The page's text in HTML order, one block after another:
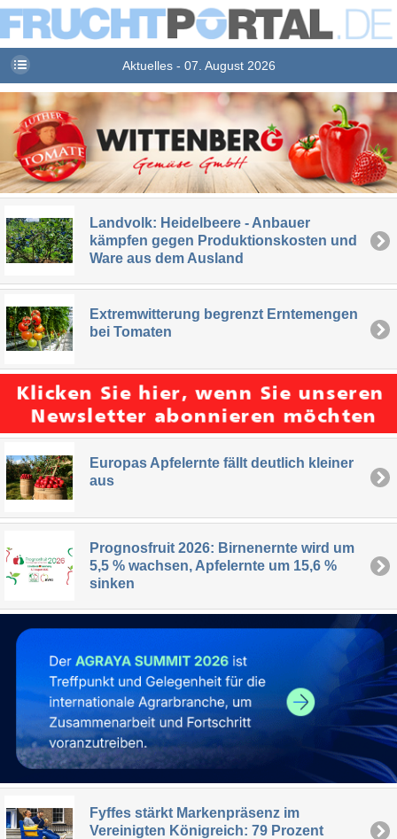
Aktuelles - 07. August 2026
Landvolk: Heidelbeere - Anbauer
kämpfen gegen Produktionskosten und
Ware aus dem Ausland
Extremwitterung begrenzt Erntemengen
bei Tomaten
Europas Apfelernte fällt deutlich kleiner
aus
Prognosfruit 2026: Birnenernte wird um
5,5 % wachsen, Apfelernte um 15,6 %
sinken
Fyffes stärkt Markenpräsenz im
Vereinigten Königreich: 79 Prozent